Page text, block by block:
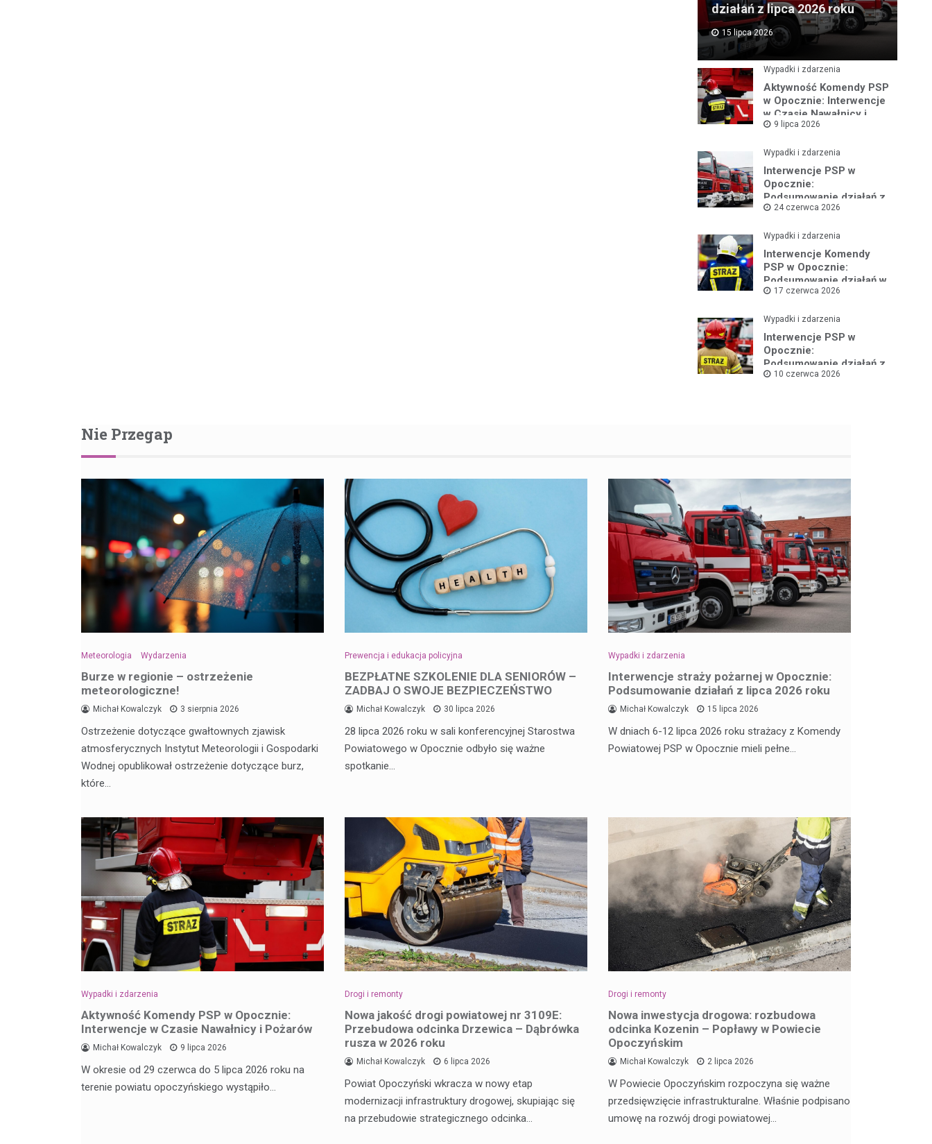
działań z lipca 2026 roku
15 lipca 2026
Wypadki i zdarzenia
Aktywność Komendy PSP
w Opocznie: Interwencje
w Czasie Nawałnicy i
Pożarów
9 lipca 2026
Wypadki i zdarzenia
Interwencje PSP w
Opocznie:
Podsumowanie działań z
czerwca 2026 roku
24 czerwca 2026
Wypadki i zdarzenia
Interwencje Komendy
PSP w Opocznie:
Podsumowanie działań w
czerwcu 2026
17 czerwca 2026
Wypadki i zdarzenia
Interwencje PSP w
Opocznie:
Podsumowanie działań z
pierwszej połowy
10 czerwca 2026
Nie Przegap
Meteorologia Wydarzenia
Burze w regionie – ostrzeżenie
meteorologiczne!
Michał Kowalczyk 3 sierpnia 2026
Ostrzeżenie dotyczące gwałtownych zjawisk
atmosferycznych Instytut Meteorologii i Gospodarki
Wodnej opublikował ostrzeżenie dotyczące burz,
które…
Prewencja i edukacja policyjna
BEZPŁATNE SZKOLENIE DLA SENIORÓW –
ZADBAJ O SWOJE BEZPIECZEŃSTWO
Michał Kowalczyk 30 lipca 2026
28 lipca 2026 roku w sali konferencyjnej Starostwa
Powiatowego w Opocznie odbyło się ważne
spotkanie…
Wypadki i zdarzenia
Interwencje straży pożarnej w Opocznie:
Podsumowanie działań z lipca 2026 roku
Michał Kowalczyk 15 lipca 2026
W dniach 6-12 lipca 2026 roku strażacy z Komendy
Powiatowej PSP w Opocznie mieli pełne…
Wypadki i zdarzenia
Aktywność Komendy PSP w Opocznie:
Interwencje w Czasie Nawałnicy i Pożarów
Michał Kowalczyk 9 lipca 2026
W okresie od 29 czerwca do 5 lipca 2026 roku na
terenie powiatu opoczyńskiego wystąpiło…
Drogi i remonty
Nowa jakość drogi powiatowej nr 3109E:
Przebudowa odcinka Drzewica – Dąbrówka
rusza w 2026 roku
Michał Kowalczyk 6 lipca 2026
Powiat Opoczyński wkracza w nowy etap
modernizacji infrastruktury drogowej, skupiając się
na przebudowie strategicznego odcinka…
Drogi i remonty
Nowa inwestycja drogowa: rozbudowa
odcinka Kozenin – Popławy w Powiecie
Opoczyńskim
Michał Kowalczyk 2 lipca 2026
W Powiecie Opoczyńskim rozpoczyna się ważne
przedsięwzięcie infrastrukturalne. Właśnie podpisano
umowę na rozwój drogi powiatowej…